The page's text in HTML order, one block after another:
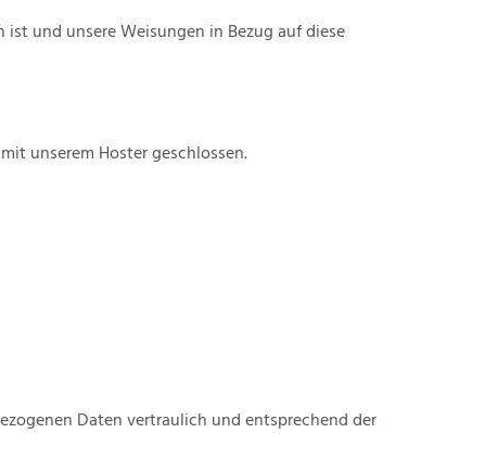
und unsere Weisungen in Bezug auf diese
unserem Hoster geschlossen.
Daten vertraulich und entsprechend der